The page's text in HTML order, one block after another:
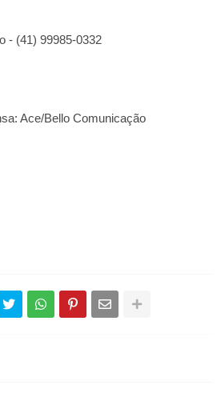
- (41) 99985-0332
Ace/Bello Comunicação